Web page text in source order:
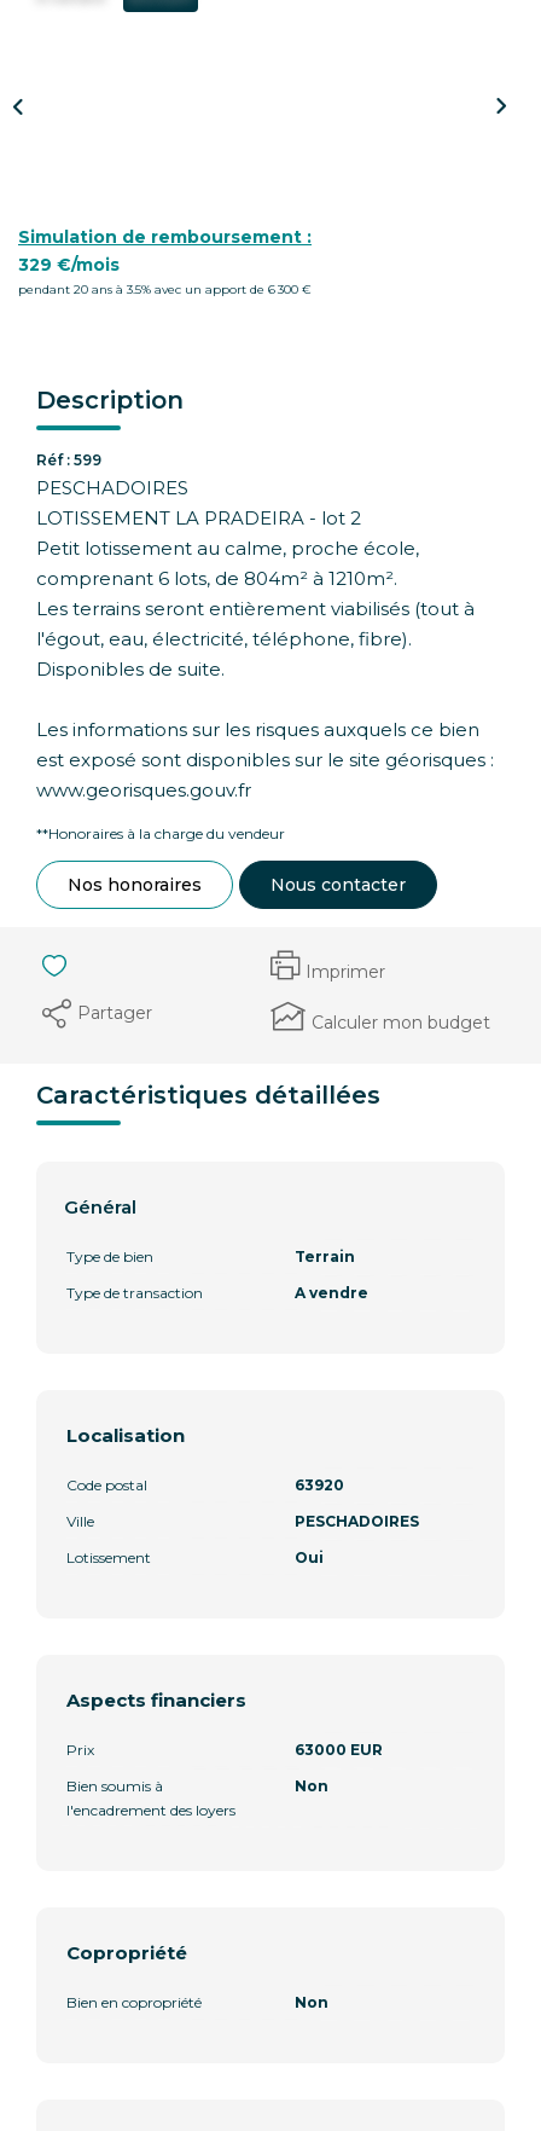
Simulation de remboursement :
329 €/mois
pendant 20 ans à 3.5% avec un apport de 6 300 €
Description
Réf : 599
PESCHADOIRES
LOTISSEMENT LA PRADEIRA - lot 2
Petit lotissement au calme, proche école,
comprenant 6 lots, de 804m² à 1210m².
Les terrains seront entièrement viabilisés (tout à
l'égout, eau, électricité, téléphone, fibre).
Disponibles de suite.
Les informations sur les risques auxquels ce bien
est exposé sont disponibles sur le site géorisques :
www.georisques.gouv.fr
**Honoraires à la charge du vendeur
Nos honoraires Nous contacter
Imprimer
Partager
Calculer mon budget
Caractéristiques détaillées
Général
Type de bien
Terrain
Type de transaction
A vendre
Localisation
Code postal
63920
Ville
PESCHADOIRES
Lotissement
Oui
Aspects financiers
Prix
63000 EUR
Bien soumis à
l'encadrement des loyers
Non
Copropriété
Bien en copropriété Non